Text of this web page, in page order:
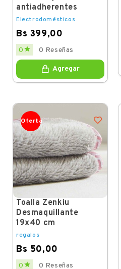
antiadherentes
Electrodomésticos
Bs 399,00
Price
0  0 Reseñas
Agregar
Oferta
Toalla Zenkiu
Desmaquillante
19x40 cm
regalos
Bs 50,00
Price
0  0 Reseñas